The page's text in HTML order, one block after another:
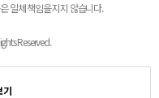
일체 책임을 지지 않습니다.
Reserved.
기